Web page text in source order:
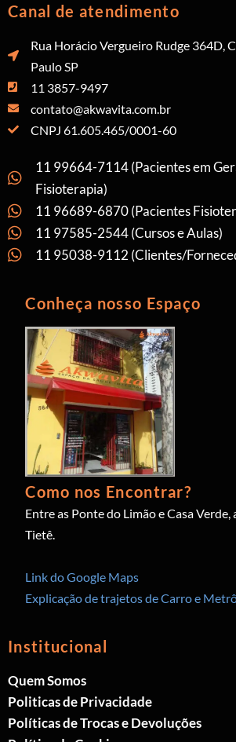
Canal de atendimento
Rua Horácio Vergueiro Rudge 364D,
Paulo SP
11 3857-9497
contato@akwavita.com.br
CNPJ 61.605.465/0001-60
11 99664-7114 (Pacientes em
Fisioterapia)
11 96689-6870 (Pacientes
11 97585-2544 (Cursos e Aulas)
11 95038-9112 (Clientes/
Conheça nosso Espaço
Como nos Encontrar?
Entre as Ponte do Limão e Casa Verde,
Tietê.
Link do Google Maps
Explicação de trajetos de Carro e
Institucional
Quem Somos
Politicas de Privacidade
Políticas de Trocas e Devoluções